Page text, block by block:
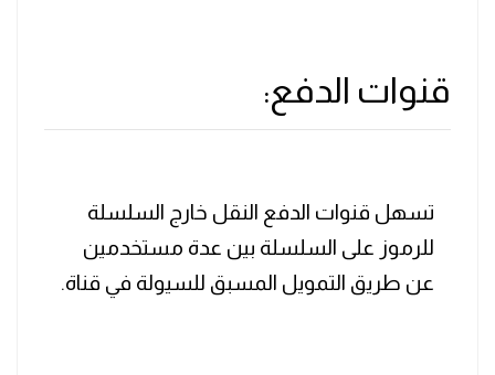
قنوات الدفع:
تسهل قنوات الدفع النقل خارج السلسلة
للرموز على السلسلة بين عدة مستخدمين
عن طريق التمويل المسبق للسيولة في قناة.